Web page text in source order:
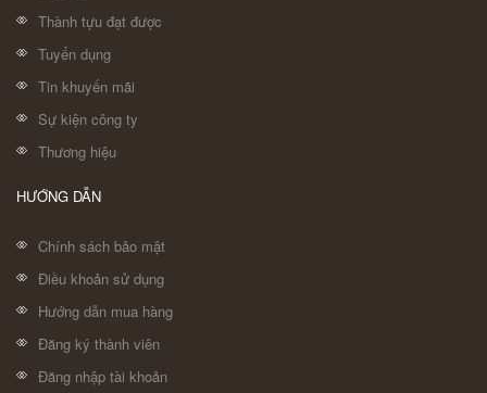
Thành tựu đạt được
Tuyển dụng
Tin khuyến mãi
Sự kiện công ty
Thương hiệu
HƯỚNG DẪN
Chính sách bảo mật
Điều khoản sử dụng
Hướng dẫn mua hàng
Đăng ký thành viên
Đăng nhập tài khoản